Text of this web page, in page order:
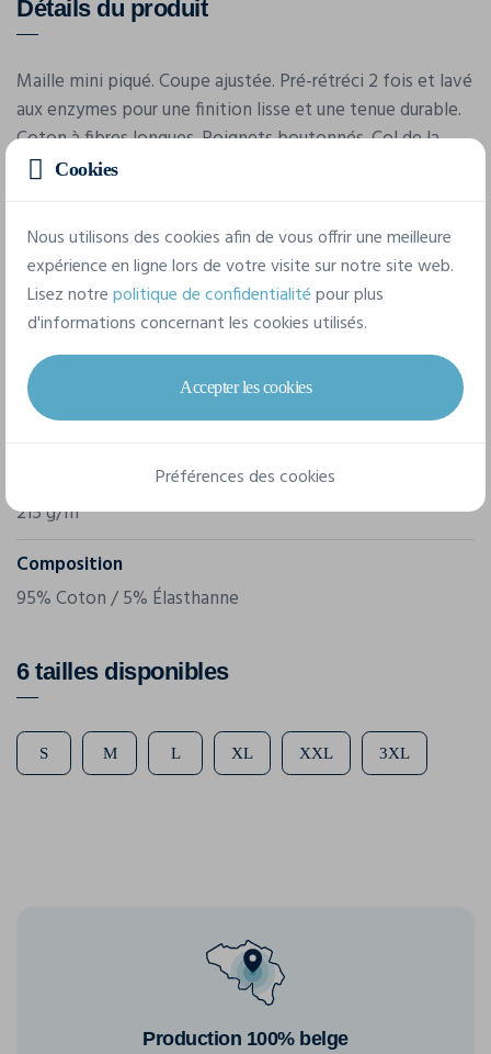
Détails du produit
Maille mini piqué. Coupe ajustée. Pré-rétréci 2 fois et lavé
aux enzymes pour une finition lisse et une tenue durable.
Coton à fibres longues. Poignets boutonnés. Col de la
même matière.
Caractéristiques
Marque
Tee Jays
Référence
215 g/m²
Composition
95% Coton / 5% Élasthanne
6 tailles disponibles
S M L XL XXL 3XL
Production 100% belge
Cookies
Nous utilisons des cookies afin de vous offrir une meilleure
expérience en ligne lors de votre visite sur notre site web.
Lisez notrepolitique de confidentialitépour plus
d'informations concernant les cookies utilisés.
Accepter les cookies
Préférences des cookies